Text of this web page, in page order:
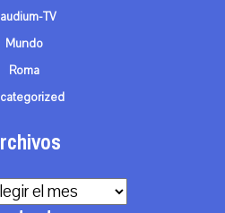
TV
Mundo
Roma